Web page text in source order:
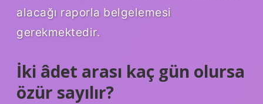
alacağı raporla belgelemesi
gerekmektedir.
İki âdet arası kaç gün olursa
özür sayılır?